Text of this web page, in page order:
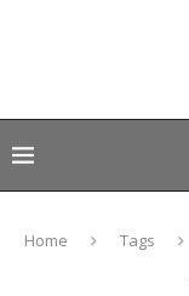
Home Tags